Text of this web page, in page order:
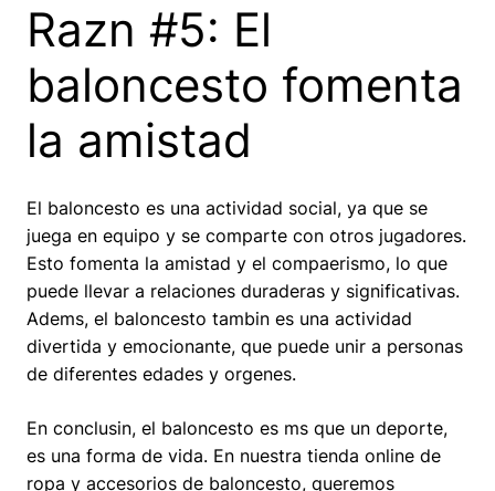
Razn #5: El
baloncesto fomenta
la amistad
El baloncesto es una actividad social, ya que se
juega en equipo y se comparte con otros jugadores.
Esto fomenta la amistad y el compaerismo, lo que
puede llevar a relaciones duraderas y significativas.
Adems, el baloncesto tambin es una actividad
divertida y emocionante, que puede unir a personas
de diferentes edades y orgenes.
En conclusin, el baloncesto es ms que un deporte,
es una forma de vida. En nuestra tienda online de
ropa y accesorios de baloncesto, queremos